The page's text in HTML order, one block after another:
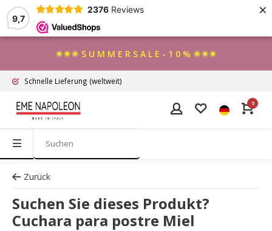
9,7
2376 Reviews ×
☀☀☀ S U M M E R S A L E - 1 0 % ☀☀☀
Schnelle Lieferung (weltweit)
0
Zurück
Suchen Sie dieses Produkt?
Cuchara para postre Miel